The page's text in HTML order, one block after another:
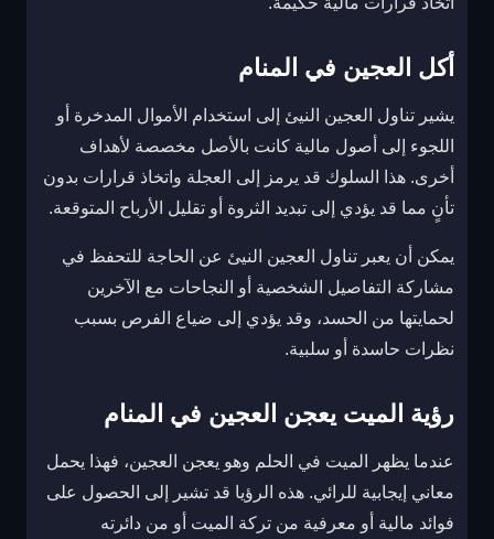
أكل العجين في المنام
يشير تناول العجين النيئ إلى استخدام الأموال المدخرة أو
اللجوء إلى أصول مالية كانت بالأصل مخصصة لأهداف
أخرى. هذا السلوك قد يرمز إلى العجلة واتخاذ قرارات بدون
تأنٍ مما قد يؤدي إلى تبديد الثروة أو تقليل الأرباح المتوقعة.
يمكن أن يعبر تناول العجين النيئ عن الحاجة للتحفظ في
مشاركة التفاصيل الشخصية أو النجاحات مع الآخرين
لحمايتها من الحسد، وقد يؤدي إلى ضياع الفرص بسبب
نظرات حاسدة أو سلبية.
رؤية الميت يعجن العجين في المنام
عندما يظهر الميت في الحلم وهو يعجن العجين، فهذا يحمل
معاني إيجابية للرائي. هذه الرؤيا قد تشير إلى الحصول على
فوائد مالية أو معرفية من تركة الميت أو من دائرته